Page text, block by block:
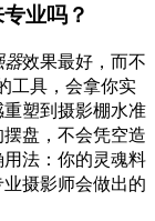
业吗？
器效果最好，而不
工具，会拿你实
塑到摄影棚水准
盘，不会凭空造
法：你的灵魂料
摄影师会做出的